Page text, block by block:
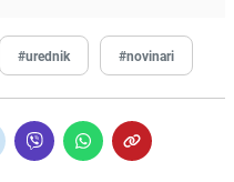
#urednik #novinari